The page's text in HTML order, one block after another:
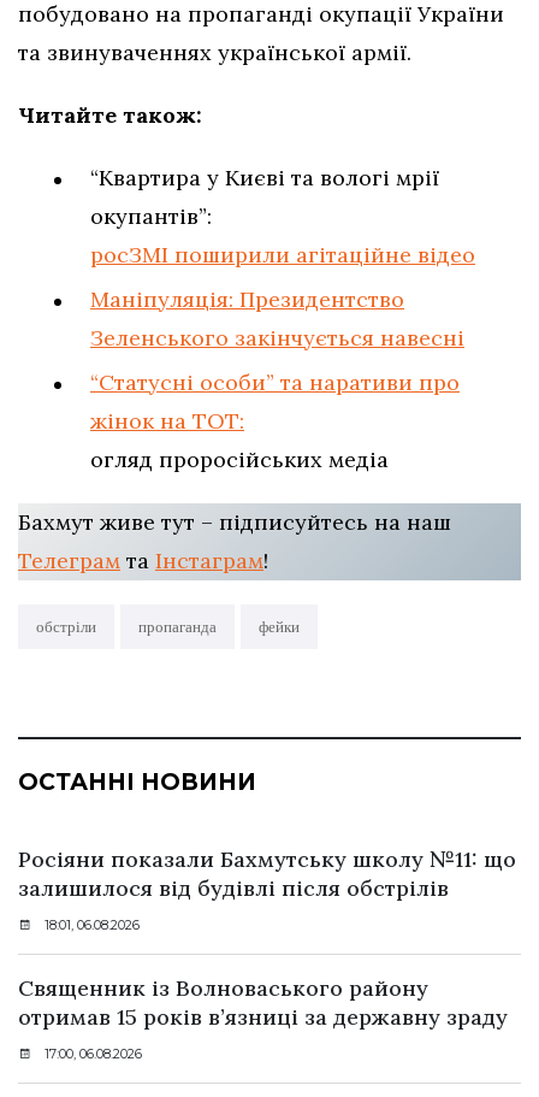
побудовано на пропаганді окупації України
та звинуваченнях української армії.
Читайте також:
“Квартира у Києві та вологі мрії
окупантів”:
росЗМІ поширили агітаційне відео
Маніпуляція: Президентство
Зеленського закінчується навесні
“Статусні особи” та наративи про
жінок на ТОТ:
огляд проросійських медіа
Бахмут живе тут – підписуйтесь на наш
Телеграм та Інстаграм!
обстріли пропаганда фейки
ОСТАННІ НОВИНИ
Росіяни показали Бахмутську школу №11: що
залишилося від будівлі після обстрілів
18:01, 06.08.2026
Священник із Волноваського району
отримав 15 років в’язниці за державну зраду
17:00, 06.08.2026